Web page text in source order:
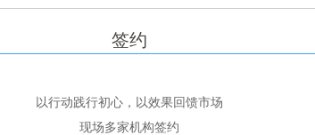
签约
以行动践行初心，以效果回馈市场
现场多家机构签约